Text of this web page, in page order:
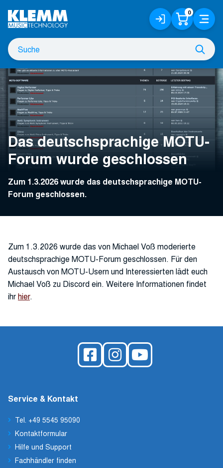
Hauptinhalt
Suche
nach
Anmelden
/
Registrieren
0 Menü
Das deutschsprachige MOTU-
Forum wurde geschlossen
Zum 1.3.2026 wurde das deutschsprachige MOTU-
Forum geschlossen.
Zum 1.3.2026 wurde das von Michael Voß moderierte
deutschsprachige MOTU-Forum geschlossen. Für den
Austausch von MOTU-Usern und Interessierten lädt euch
Michael Voß zu Discord ein. Weitere Informationen findet
ihrhier.
Service & Kontakt
Tel. +49 5545 95090
Kontaktformular
Hilfe und Support
Fachhändler finden